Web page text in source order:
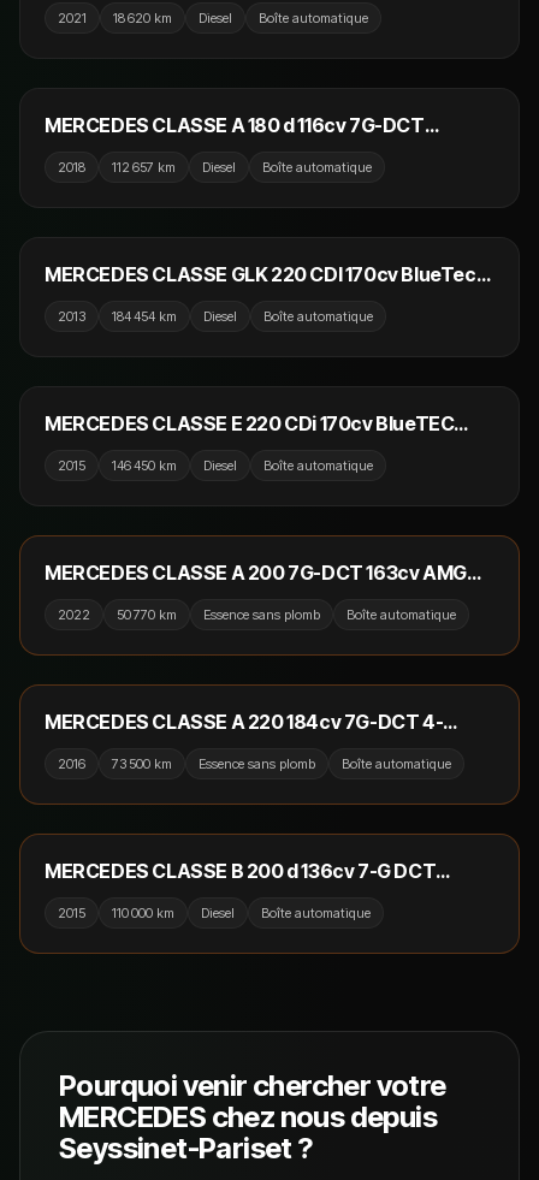
Dynamic Select
2021 18 620 km Diesel Boîte automatique
17 990 €
MERCEDES CLASSE A 180 d 116cv 7G-DCT
de Recul
2018 112 657 km Diesel Boîte automatique
14 990 €
MERCEDES CLASSE GLK 220 CDI 170cv BlueTec
2013 184 454 km Diesel Boîte automatique
15 990 €
MERCEDES CLASSE E 220 CDi 170cv BlueTEC
Electrique a Mémoire
2015 146 450 km Diesel Boîte automatique
RÉSERVÉ
26 990 €
MERCEDES CLASSE A 200 7G-DCT 163cv AMG
Chauffants
2022 50 770 km Essence sans plomb Boîte automatique
RÉSERVÉ
16 990 €
MERCEDES CLASSE A 220 184cv 7G-DCT 4-
2016 73 500 km Essence sans plomb Boîte automatique
RÉSERVÉ
13 490 €
MERCEDES CLASSE B 200 d 136cv 7-G DCT
2015 110 000 km Diesel Boîte automatique
Pourquoi venir chercher votre
MERCEDES chez nous depuis
Seyssinet-Pariset?